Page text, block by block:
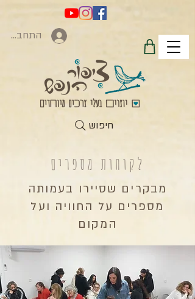
התחברות
חיפוש
לקוחות מספרים
מבקרים שסיירו בעמותה
מספרים על החוויה ועל
המקום